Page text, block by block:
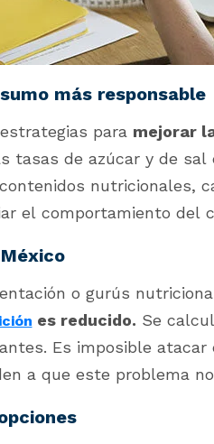
más responsable
para mejorar
tasas de azúcar y de sal
nutricionales,
el comportamiento del
o gurús
es reducido. Se
Es imposible
a que este problema